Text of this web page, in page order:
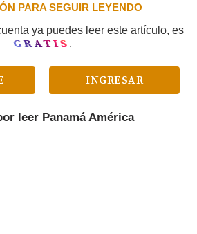
PARA SEGUIR LEYENDO
ya puedes leer este artículo, es
GRATIS .
INGRESAR
leer Panamá América